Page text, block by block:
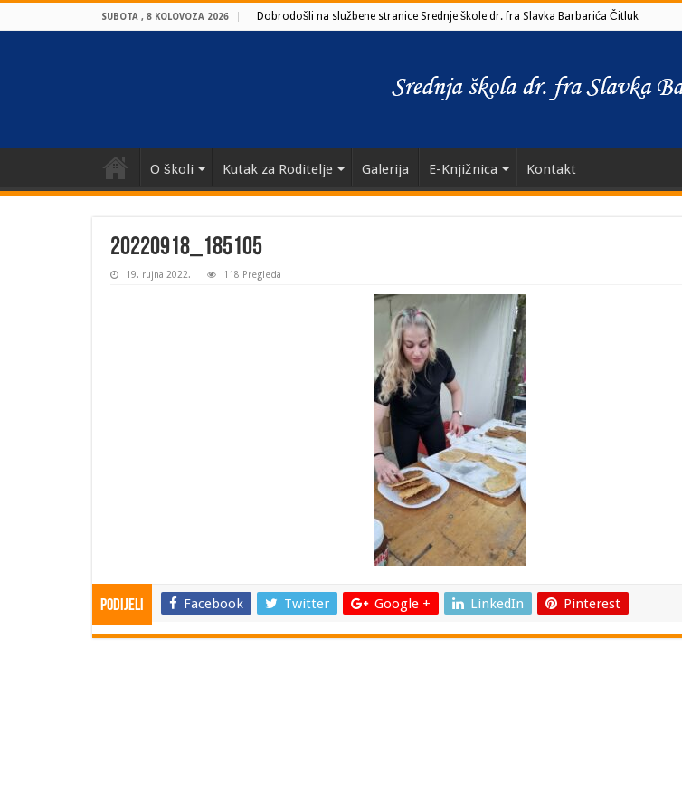
SUBOTA , 8 KOLOVOZA 2026 Dobrodošli na službene stranice Srednje škole dr. fra Slavka Barbarića Čitluk
O školi Kutak za Roditelje Galerija E-Knjižnica Kontakt
20220918_185105
19. rujna 2022. 118 Pregleda
Podijeli Facebook Twitter Google + LinkedIn Pinterest